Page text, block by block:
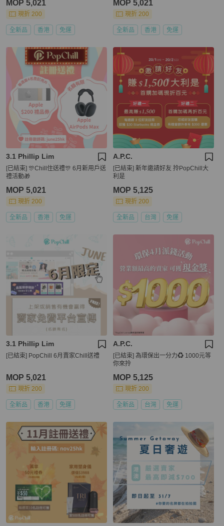
MOP 5,021
現折 200
全新品 香港 免運
MOP 5,021
現折 200
全新品 香港 免運
3.1 Phillip Lim
[已結束] 🎊Chill住送禮🎊 6月新用戶送
禮活動🎁
MOP 5,021
現折 200
全新品 香港 免運
A.P.C.
[已結束] 新年邀請好友 拎PopChill大
利是
MOP 5,125
現折 200
全新品 台灣 免運
3.1 Phillip Lim
[已結束] PopChill 6月賣家Chill送禮
MOP 5,021
現折 200
全新品 香港 免運
A.P.C.
[已結束] 為環保出一分力♻️ 1000元等
你來拎
MOP 5,125
現折 200
全新品 台灣 免運